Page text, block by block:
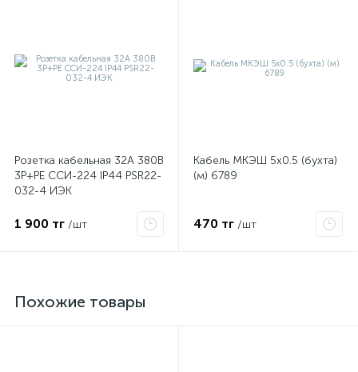
Розетка кабельная 32А 380В
3P+PЕ ССИ-224 IP44 PSR22-
032-4 ИЭК
1 900 тг /шт
Кабель МКЭШ 5х0.5 (бухта)
(м) 6789
470 тг /шт
Похожие товары